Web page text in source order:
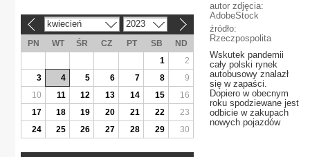
autor zdjęcia:
AdobeStock
źródło:
Rzeczpospolita
Wskutek pandemii
cały polski rynek
autobusowy znalazł
się w zapaści.
Dopiero w obecnym
roku spodziewane jest
odbicie w zakupach
nowych pojazdów
kwiecień 2023
PN WT ŚR CZ PT SB
ND
1
2
3
4 5 6 7 8
9
10
11 12 13 14 15
16
17
18 19 20 21 22
23
24
25 26 27 28 29 30